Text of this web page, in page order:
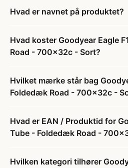
Hvad er navnet på produktet?
Hvad koster Goodyear Eagle
Road - 700x32c - Sort?
Hvilket mærke står bag
Foldedæk Road - 700x32c -
Hvad er EAN / Produktid for
Tube - Foldedæk Road -
Hvilken kategori tilhører